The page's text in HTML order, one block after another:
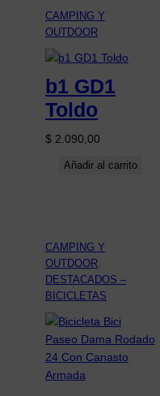
CAMPING Y
OUTDOOR
b1 GD1
Toldo
$ 2.090,00
Añadir al carrito
CAMPING Y
OUTDOOR
DESTACADOS –
BICICLETAS